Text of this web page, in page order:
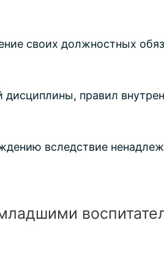
своих должностных
правил
вследствие